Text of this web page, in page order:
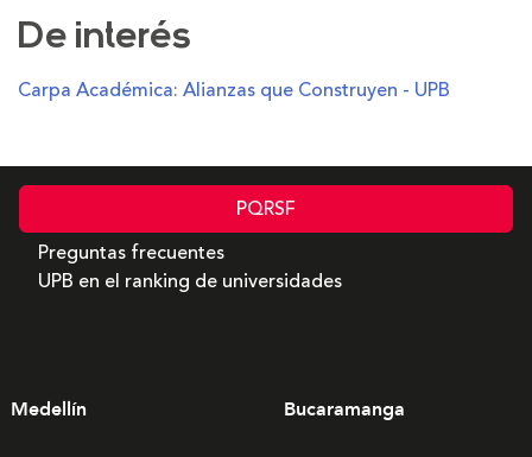
De interés
Carpa Académica: Alianzas que Construyen - UPB
PQRSF
Preguntas frecuentes
UPB en el ranking de universidades
Medellín Bucaramanga